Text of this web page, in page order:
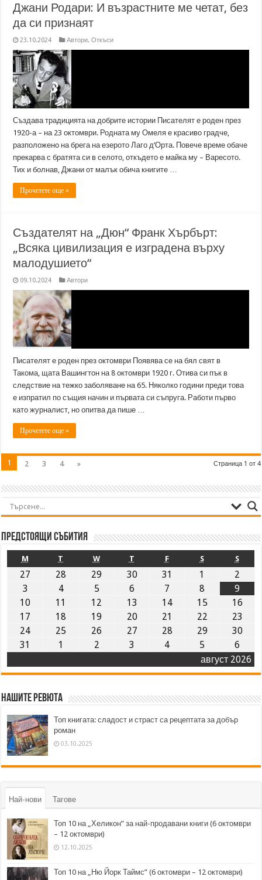
Джани Родари: И възрастните ме четат, без
да си признаят
23.10.2024 Автори,Откъси
Създава традицията на добрите истории Писателят е роден през
1920-а – на 23 октомври. Родната му Омеля е красиво градче,
разположено на брега на езерото Лаго д’Орта. Повече време обаче
прекарва с братята си в селото, откъдето е майка му – Варесото.
Тих и болнав, Джани от малък обича книгите …
Прочетете още »
Създателят на „Дюн“ Франк Хърбърт:
„Всяка цивилизация е изградена върху
малодушието“
09.10.2024 Автори
Писателят е роден през октомври Появява се на бял свят в
Такома, щата Вашингтон на 8 октомври 1920 г. Отива си пък в
следствие на тежко заболяване на 65. Няколко години преди това
е изпратил по същия начин и първата си съпруга. Работи първо
като журналист, но опитва да пише …
Прочетете още »
Страница 1 от 4
1 2 3 4 »
Предстоящи събития
август 2026
M T W T F S S
27 28 29 30 31 1
2
3
4 5 6 7 8
9
10
11 12 13 14 15
16
17
18 19 20 21 22
23
24
25 26 27 28 29
30
31
1 2 3 4 5 6
Нашите ревюта
Топ книгата: сладост и страст са рецептата за добър
роман
03.10.2025
Най-нови Тагове
Топ 10 на „Хеликон” за най-продавани книги (6 октомври
– 12 октомври)
12.10.2025
Топ 10 на „Ню Йорк Таймс” (6 октомври – 12 октомври)